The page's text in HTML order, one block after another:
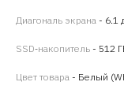
Диагональ экрана - 6.1
SSD‑накопитель - 512
Цвет товара - Белый